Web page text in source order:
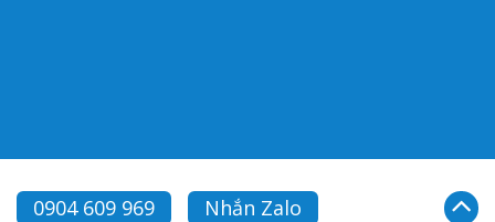
0904 609 969 Nhắn Zalo